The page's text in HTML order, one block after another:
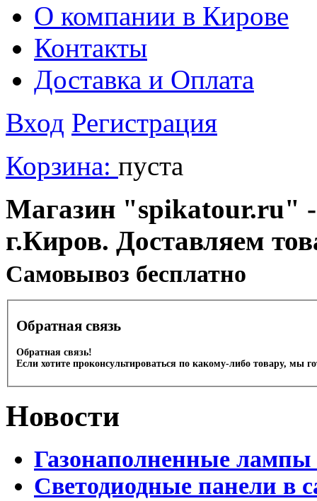
О компании в Кирове
Контакты
Доставка и Оплата
Вход Регистрация
Корзина: пуста
Магазин "spikatour.ru" -
г.Киров. Доставляем
Cамовывоз бесплатно
Обратная связь
Обратная связь!
Если хотите проконсультироваться по какому-либо товару, мы
Новости
Газонаполненные
Светодиодные панели в